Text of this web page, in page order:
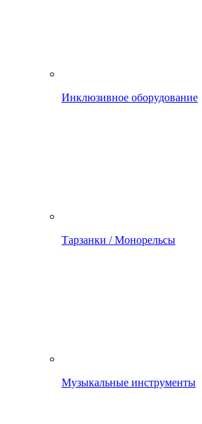
Инклюзивное оборудование
Тарзанки / Монорельсы
Музыкальные инструменты